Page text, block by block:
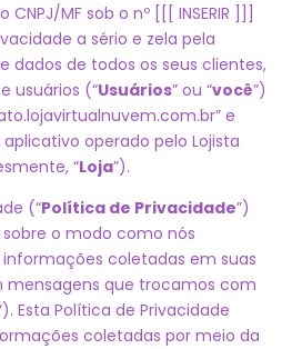
MF sob o nº [[[ INSERIR ]]]
a sério e zela pela
dados de todos os seus clientes,
usuários (“Usuários” ou “você”)
e
operado pelo Lojista
“Loja”).
(“Política de Privacidade”)
o modo como nós
coletadas em suas
mensagens que trocamos com
Esta Política de Privacidade
coletadas por meio da